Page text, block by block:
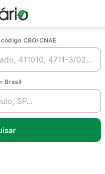
CBO/CNAE
Brasil